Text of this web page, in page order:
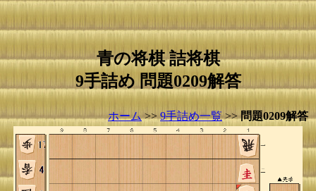
青の将棋 詰将棋
9手詰め 問題0209解答
ホーム>>9手詰め一覧>>問題0209解答